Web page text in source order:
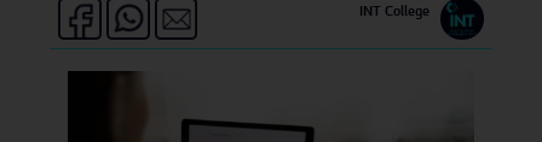
INT College